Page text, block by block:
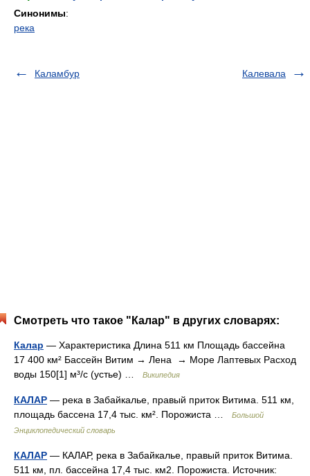
Синонимы:
река
Каламбур Калевала
Смотреть что такое "Калар" в других словарях:
Калар — Характеристика Длина 511 км Площадь бассейна
17 400 км² Бассейн Витим → Лена → Море Лаптевых Расход
воды 150[1] м³/с (устье) …
Википедия
КАЛАР — река в Забайкалье, правый приток Витима. 511 км,
площадь бассена 17,4 тыс. км². Порожиста …
Большой
Энциклопедический словарь
КАЛАР — КАЛАР, река в Забайкалье, правый приток Витима.
511 км, пл. бассейна 17,4 тыс. км2. Порожиста. Источник: